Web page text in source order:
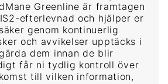
Greenline är framtagen
efterlevnad och hjälper er
genom kontinuerlig
och avvikelser upptäcks i
dem innan de blir
får ni tydlig kontroll över
till vilken information,